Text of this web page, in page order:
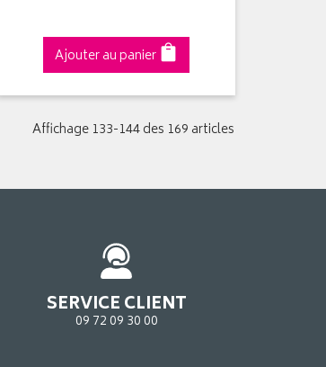
Ajouter au panier
Affichage 133-144 des 169 articles
SERVICE CLIENT
09 72 09 30 00